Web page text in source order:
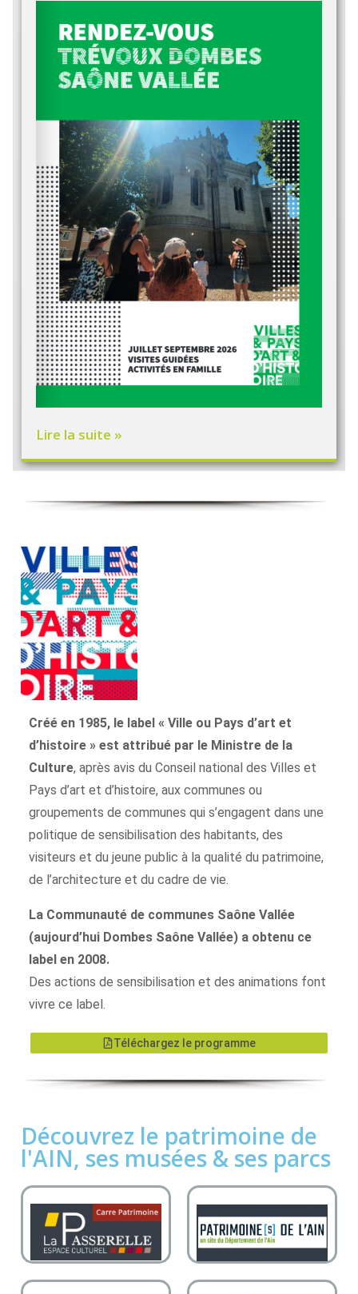
Lire la suite »
Créé en 1985, le label « Ville ou Pays d’art et
d’histoire » est attribué par le Ministre de la
Culture, après avis du Conseil national des Villes et
Pays d’art et d’histoire, aux communes ou
groupements de communes qui s’engagent dans une
politique de sensibilisation des habitants, des
visiteurs et du jeune public à la qualité du patrimoine,
de l’architecture et du cadre de vie.
La Communauté de communes Saône Vallée
(aujourd’hui Dombes Saône Vallée) a obtenu ce
label en 2008.
Des actions de sensibilisation et des animations font
vivre ce label.
Téléchargez le programme
Découvrez le patrimoine de
l'AIN, ses musées & ses parcs